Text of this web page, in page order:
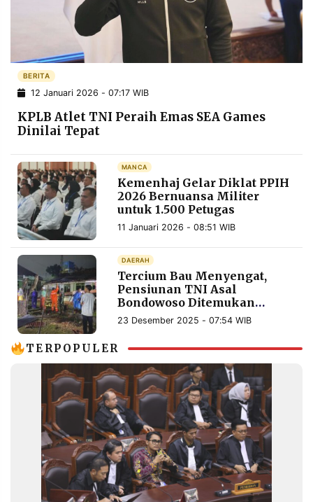
BERITA
12 Januari 2026 - 07:17 WIB
KPLB Atlet TNI Peraih Emas SEA Games
Dinilai Tepat
MANCA
Kemenhaj Gelar Diklat PPIH
2026 Bernuansa Militer
untuk 1.500 Petugas
11 Januari 2026 - 08:51 WIB
DAERAH
Tercium Bau Menyengat,
Pensiunan TNI Asal
Bondowoso Ditemukan
Meninggal di Pamekasan
23 Desember 2025 - 07:54 WIB
TERPOPULER